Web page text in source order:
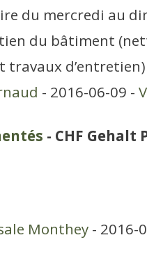
du mercredi au
du bâtiment
- 2016-06-09 -
- CHF Gehalt
Monthey - 2016-